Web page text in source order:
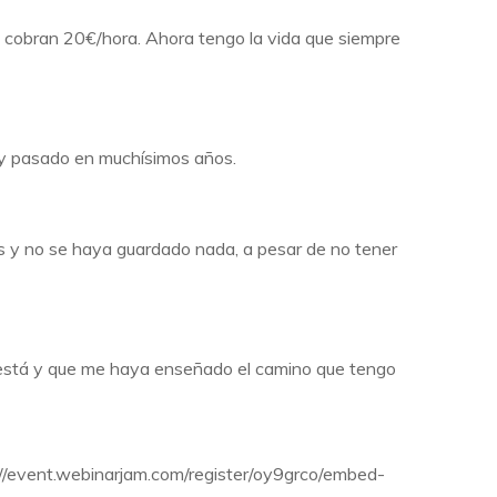
20€/hora. Ahora tengo la vida que siempre
en muchísimos años.
no se haya guardado nada, a pesar de no tener
y que me haya enseñado el camino que tengo
register/oy9grco/embed-